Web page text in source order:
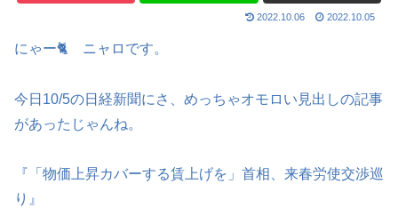
2022.10.06 2022.10.05
にゃー🐈️ ニャロです。
今日10/5の日経新聞にさ、めっちゃオモロい見出しの記事
があったじゃんね。
『「物価上昇カバーする賃上げを」首相、来春労使交渉巡
り』